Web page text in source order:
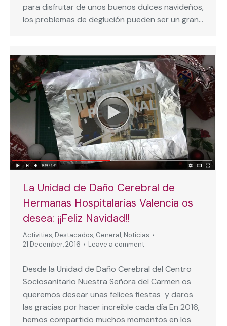
para disfrutar de unos buenos dulces navideños,
los problemas de deglución pueden ser un gran…
La Unidad de Daño Cerebral de
Hermanas Hospitalarias Valencia os
desea: ¡¡Feliz Navidad!!
Activities, Destacados, General, Noticias
21 December, 2016
Leave a comment
Desde la Unidad de Daño Cerebral del Centro
Sociosanitario Nuestra Señora del Carmen os
queremos desear unas felices fiestas y daros
las gracias por hacer increíble cada día En 2016,
hemos compartido muchos momentos en los